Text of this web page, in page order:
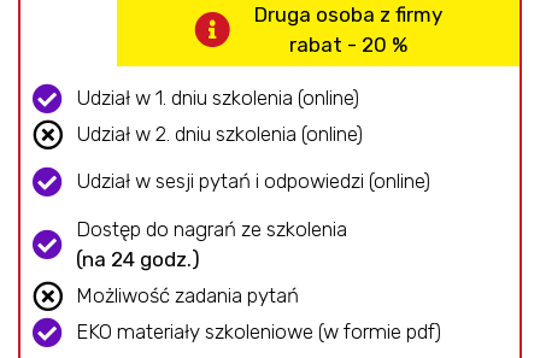
Druga osoba z firmy
rabat - 20 %
Udział w 1. dniu szkolenia (online)
Udział w 2. dniu szkolenia (online)
Udział w sesji pytań i odpowiedzi (online)
Dostęp do nagrań ze szkolenia​
(na 24 godz.)
Możliwość zadania pytań
EKO materiały szkoleniowe (w formie pdf)